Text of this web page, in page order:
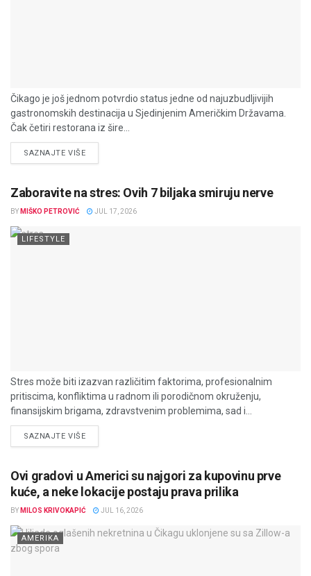
Čikago je još jednom potvrdio status jedne od najuzbudljivijih
gastronomskih destinacija u Sjedinjenim Američkim Državama.
Čak četiri restorana iz šire...
SAZNAJTE VIŠEDETAILS
Zaboravite na stres: Ovih 7 biljaka smiruju nerve
BY MIŠKO PETROVIĆ JUL 17, 2026
LIFESTYLE
Stres može biti izazvan različitim faktorima, profesionalnim
pritiscima, konfliktima u radnom ili porodičnom okruženju,
finansijskim brigama, zdravstvenim problemima, sad i...
SAZNAJTE VIŠEDETAILS
Ovi gradovi u Americi su najgori za kupovinu prve
kuće, a neke lokacije postaju prava prilika
BY MILOS KRIVOKAPIĆ JUL 16, 2026
AMERIKA